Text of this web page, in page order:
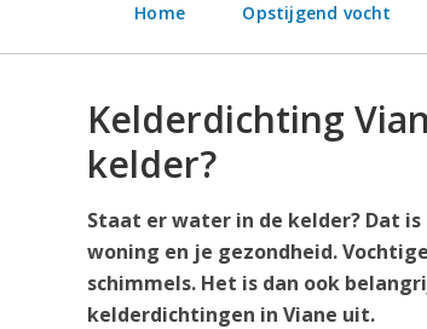
Home Opstijgend vocht
Kelderdichting
kelder?
Staat er water in de kelder? Dat
woning en je gezondheid.
schimmels. Het is dan ook
kelderdichtingen in Viane uit.